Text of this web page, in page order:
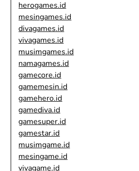
herogames.id
mesingames.id
divagames.id
vivagames.id
musimgames.id
namagames.id
gamecore.id
gamemesin.id
gamehero.id
gamediva.id
gamesuper.id
gamestar.id
musimgame.id
mesingame.id
vivagame.id